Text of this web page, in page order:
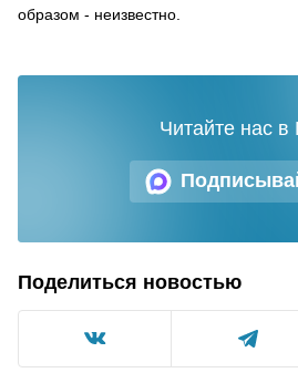
образом - неизвестно.
Читайте нас в
Поделиться новостью